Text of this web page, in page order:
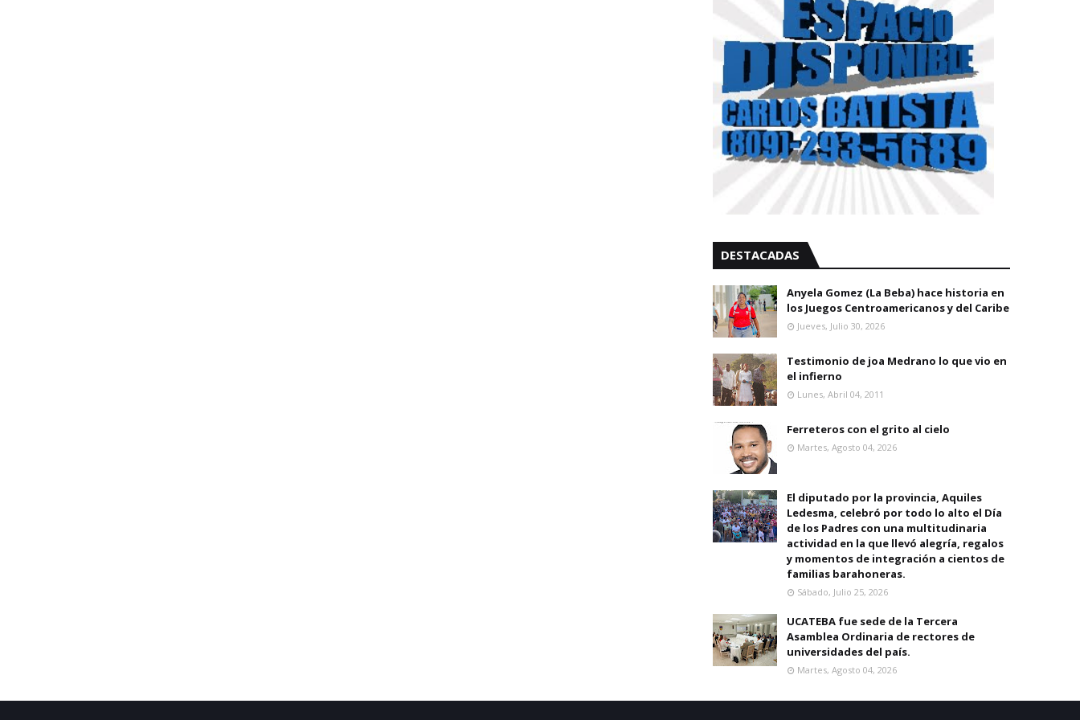
DESTACADAS
Anyela Gomez (La Beba) hace historia en
los Juegos Centroamericanos y del Caribe
Jueves, Julio 30, 2026
Testimonio de joa Medrano lo que vio en
el infierno
Lunes, Abril 04, 2011
Ferreteros con el grito al cielo
Martes, Agosto 04, 2026
El diputado por la provincia, Aquiles
Ledesma, celebró por todo lo alto el Día
de los Padres con una multitudinaria
actividad en la que llevó alegría, regalos
y momentos de integración a cientos de
familias barahoneras.
Sábado, Julio 25, 2026
UCATEBA fue sede de la Tercera
Asamblea Ordinaria de rectores de
universidades del país.
Martes, Agosto 04, 2026